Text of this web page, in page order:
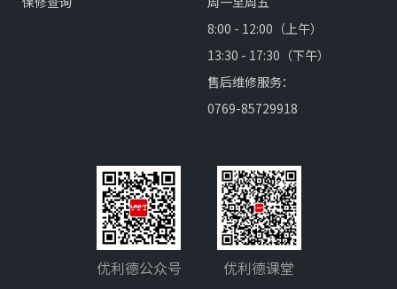
8:00 - 12:00（上午）
13:30 - 17:30（下午）
售后维修服务：
0769-85729918
优利德公众号 优利德课堂